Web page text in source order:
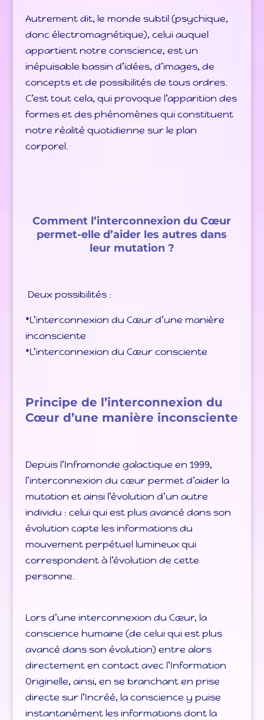
Autrement dit, le monde subtil (psychique,
donc électromagnétique), celui auquel
appartient notre conscience, est un
inépuisable bassin d’idées, d’images, de
concepts et de possibilités de tous ordres.
C’est tout cela, qui provoque l’apparition des
formes et des phénomènes qui constituent
notre réalité quotidienne sur le plan
corporel.
Comment l’interconnexion du Cœur
permet-elle d’aider les autres dans
leur mutation ?
Deux possibilités :
*L’interconnexion du Cœur d’une manière
inconsciente
*L’interconnexion du Cœur consciente
Principe de l’interconnexion du
Cœur d’une manière inconsciente
Depuis l’Inframonde galactique en 1999,
l’interconnexion du cœur permet d’aider la
mutation et ainsi l’évolution d’un autre
individu : celui qui est plus avancé dans son
évolution capte les informations du
mouvement perpétuel lumineux qui
correspondent à l’évolution de cette
personne.
Lors d’une interconnexion du Cœur, la
conscience humaine (de celui qui est plus
avancé dans son évolution) entre alors
directement en contact avec l’Information
Originelle, ainsi, en se branchant en prise
directe sur l’Incréé, la conscience y puise
instantanément les informations dont la